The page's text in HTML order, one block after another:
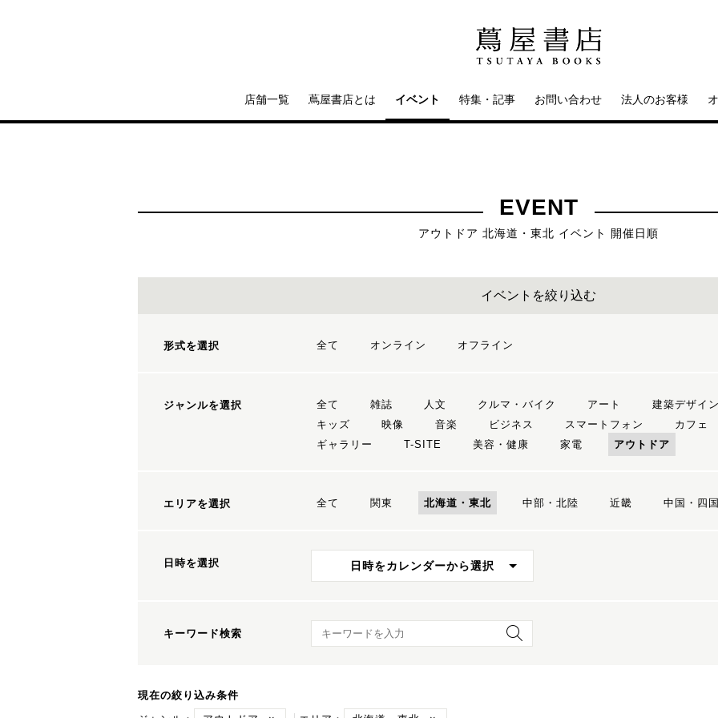
店舗一覧 蔦屋書店とは イベント 特集・記事 お問い合わせ 法人のお客様
EVENT
アウトドア 北海道・東北 イベント 開催日順
イベントを絞り込む
形式を選択 全て オンライン オフライン
ジャンルを選択 全て 雑誌 人文 クルマ・バイク アート 建築デザイン
キッズ
映像 音楽 ビジネス スマートフォン カフェ
ギャラリー
T-SITE 美容・健康 家電 アウトドア
エリアを選択 全て 関東 北海道・東北 中部・北陸 近畿 中国・四国
日時を選択 日時をカレンダーから選択
キーワード検索 キーワード検索
現在の絞り込み条件